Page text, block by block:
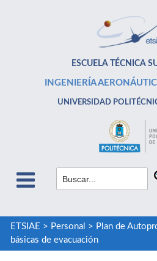
ESCUELA TÉCNICA
INGENIERÍA
UNIVERSIDAD
ETSIAE > Personal > Plan de
básicas de evacuación